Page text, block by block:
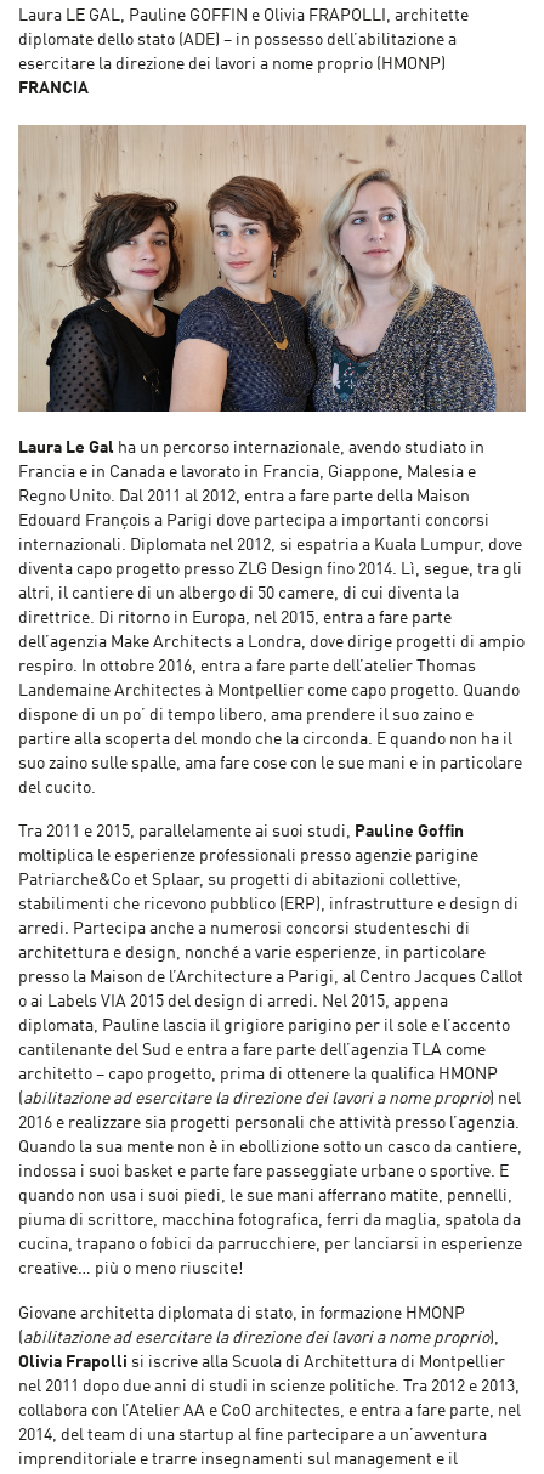
Laura LE GAL, Pauline GOFFIN e Olivia FRAPOLLI, architette
diplomate dello stato (ADE) – in possesso dell’abilitazione a
esercitare la direzione dei lavori a nome proprio (HMONP)
FRANCIA
Laura Le Gal ha un percorso internazionale, avendo studiato in
Francia e in Canada e lavorato in Francia, Giappone, Malesia e
Regno Unito. Dal 2011 al 2012, entra a fare parte della Maison
Edouard François a Parigi dove partecipa a importanti concorsi
internazionali. Diplomata nel 2012, si espatria a Kuala Lumpur, dove
diventa capo progetto presso ZLG Design fino 2014. Lì, segue, tra gli
altri, il cantiere di un albergo di 50 camere, di cui diventa la
direttrice. Di ritorno in Europa, nel 2015, entra a fare parte
dell’agenzia Make Architects a Londra, dove dirige progetti di ampio
respiro. In ottobre 2016, entra a fare parte dell’atelier Thomas
Landemaine Architectes à Montpellier come capo progetto. Quando
dispone di un po’ di tempo libero, ama prendere il suo zaino e
partire alla scoperta del mondo che la circonda. E quando non ha il
suo zaino sulle spalle, ama fare cose con le sue mani e in particolare
del cucito.
Tra 2011 e 2015, parallelamente ai suoi studi, Pauline Goffin
moltiplica le esperienze professionali presso agenzie parigine
Patriarche&Co et Splaar, su progetti di abitazioni collettive,
stabilimenti che ricevono pubblico (ERP), infrastrutture e design di
arredi. Partecipa anche a numerosi concorsi studenteschi di
architettura e design, nonché a varie esperienze, in particolare
presso la Maison de l’Architecture a Parigi, al Centro Jacques Callot
o ai Labels VIA 2015 del design di arredi. Nel 2015, appena
diplomata, Pauline lascia il grigiore parigino per il sole e l’accento
cantilenante del Sud e entra a fare parte dell’agenzia TLA come
architetto – capo progetto, prima di ottenere la qualifica HMONP
(abilitazione ad esercitare la direzione dei lavori a nome proprio) nel
2016 e realizzare sia progetti personali che attività presso l’agenzia.
Quando la sua mente non è in ebollizione sotto un casco da cantiere,
indossa i suoi basket e parte fare passeggiate urbane o sportive. E
quando non usa i suoi piedi, le sue mani afferrano matite, pennelli,
piuma di scrittore, macchina fotografica, ferri da maglia, spatola da
cucina, trapano o fobici da parrucchiere, per lanciarsi in esperienze
creative… più o meno riuscite!
Giovane architetta diplomata di stato, in formazione HMONP
(abilitazione ad esercitare la direzione dei lavori a nome proprio),
Olivia Frapolli si iscrive alla Scuola di Architettura di Montpellier
nel 2011 dopo due anni di studi in scienze politiche. Tra 2012 e 2013,
collabora con l’Atelier AA e CoO architectes, e entra a fare parte, nel
2014, del team di una startup al fine partecipare a un’avventura
imprenditoriale e trarre insegnamenti sul management e il